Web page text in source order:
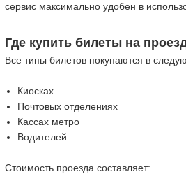
сервис максимально удобен в
Где купить билеты на
Все типы билетов покупаются в
Киосках
Почтовых отделениях
Кассах метро
Водителей
Стоимость проезда составляет: